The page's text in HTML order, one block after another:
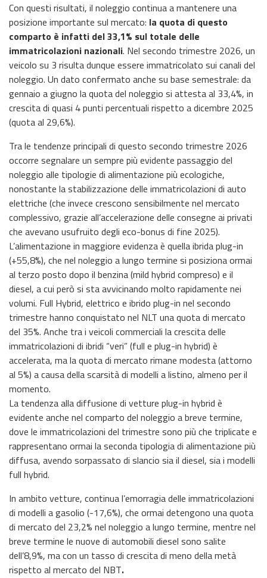
Con questi risultati, il noleggio continua a mantenere una
posizione importante sul mercato: la quota di questo
comparto è infatti del 33,1% sul totale delle
immatricolazioni nazionali. Nel secondo trimestre 2026, un
veicolo su 3 risulta dunque essere immatricolato sui canali del
noleggio. Un dato confermato anche su base semestrale: da
gennaio a giugno la quota del noleggio si attesta al 33,4%, in
crescita di quasi 4 punti percentuali rispetto a dicembre 2025
(quota al 29,6%).
Tra le tendenze principali di questo secondo trimestre 2026
occorre segnalare un sempre più evidente passaggio del
noleggio alle tipologie di alimentazione più ecologiche,
nonostante la stabilizzazione delle immatricolazioni di auto
elettriche (che invece crescono sensibilmente nel mercato
complessivo, grazie all’accelerazione delle consegne ai privati
che avevano usufruito degli eco-bonus di fine 2025).
L’alimentazione in maggiore evidenza è quella ibrida plug-in
(+55,8%), che nel noleggio a lungo termine si posiziona ormai
al terzo posto dopo il benzina (mild hybrid compreso) e il
diesel, a cui però si sta avvicinando molto rapidamente nei
volumi. Full Hybrid, elettrico e ibrido plug-in nel secondo
trimestre hanno conquistato nel NLT una quota di mercato
del 35%. Anche tra i veicoli commerciali la crescita delle
immatricolazioni di ibridi “veri” (full e plug-in hybrid) è
accelerata, ma la quota di mercato rimane modesta (attorno
al 5%) a causa della scarsità di modelli a listino, almeno per il
momento.
La tendenza alla diffusione di vetture plug-in hybrid è
evidente anche nel comparto del noleggio a breve termine,
dove le immatricolazioni del trimestre sono più che triplicate e
rappresentano ormai la seconda tipologia di alimentazione più
diffusa, avendo sorpassato di slancio sia il diesel, sia i modelli
full hybrid.
In ambito vetture, continua l’emorragia delle immatricolazioni
di modelli a gasolio (-17,6%), che ormai detengono una quota
di mercato del 23,2% nel noleggio a lungo termine, mentre nel
breve termine le nuove di automobili diesel sono salite
dell’8,9%, ma con un tasso di crescita di meno della metà
rispetto al mercato del NBT.